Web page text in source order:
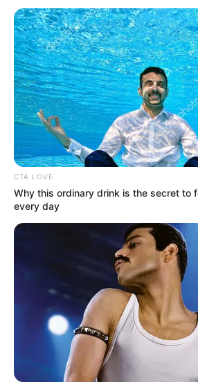
Con una inversión superior a los60
espera que estas máquinas logren
aproximadamente1.550 libros al
oportunidades de acceso a la lectura
Idartes reafirma así su compromiso
educación, demostrando que la
pueden ir de la mano para construir
incluyente y con mayor acceso al
COMPARTIR
ALERTA BOGOTÁ EN
TEMAS RELACIONADOS
LIBROS IDARTES LECTURA
MANTÉNGASE EN ALERTA
CTA LOVE
Why this ordinary drink is the secret to
every day